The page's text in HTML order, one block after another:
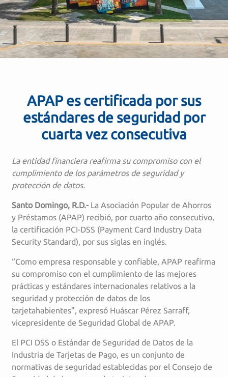
APAP es certificada por sus
estándares de seguridad por
cuarta vez consecutiva
La entidad financiera reafirma su compromiso con el
cumplimiento de los parámetros de seguridad y
protección de datos.
Santo Domingo, R.D.- La Asociación Popular de Ahorros
y Préstamos (APAP) recibió, por cuarto año consecutivo,
la certificación PCI-DSS (Payment Card Industry Data
Security Standard), por sus siglas en inglés.
“Como empresa responsable y confiable, APAP reafirma
su compromiso con el cumplimiento de las mejores
prácticas y estándares internacionales relativos a la
seguridad y protección de datos de los
tarjetahabientes”, expresó Huáscar Pérez Sarraff,
vicepresidente de Seguridad Global de APAP.
El PCI DSS o Estándar de Seguridad de Datos de la
Industria de Tarjetas de Pago, es un conjunto de
normativas de seguridad establecidas por el Consejo de